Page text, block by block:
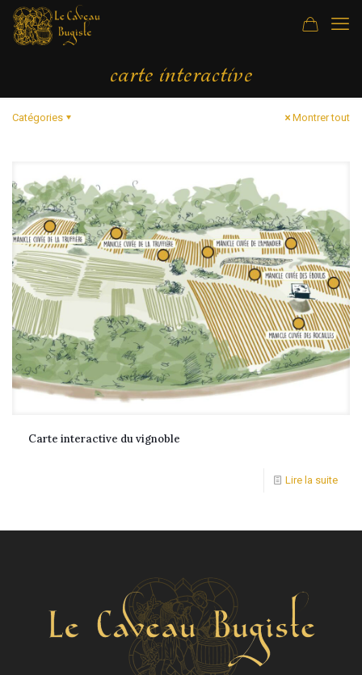
carte interactive
Catégories Montrer tout
Carte interactive du vignoble
Lire la suite